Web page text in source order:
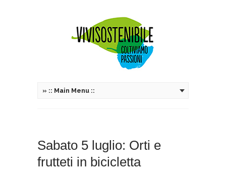
» :: Main Menu ::
Sabato 5 luglio: Orti e
frutteti in bicicletta